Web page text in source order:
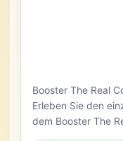
Booster The Real
Erleben Sie den
dem Booster The